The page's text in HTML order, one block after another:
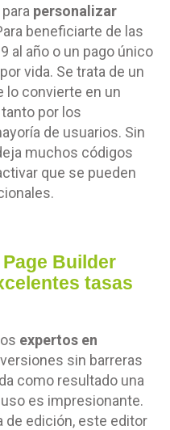
personalizar
beneficiarte de las
al año o un pago único
vida. Se trata de un
lo convierte en un
por los
de usuarios. Sin
muchos códigos
que se pueden
Page Builder
tasas
expertos en
sin barreras
da como resultado una
es impresionante.
de edición, este editor